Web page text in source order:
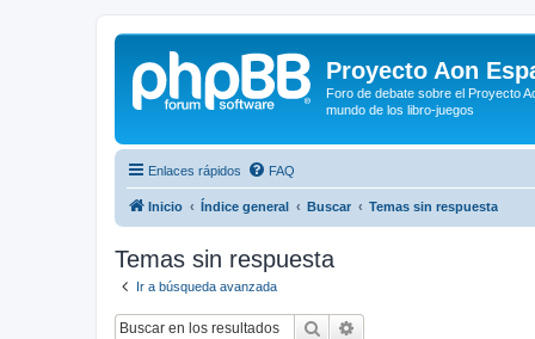
Proyecto Aon
Foro de debate sobre el Proyecto
mundo de los libro-juegos
Enlaces rápidos FAQ
Inicio Índice general Buscar Temas sin respuesta
Temas sin respuesta
Ir a búsqueda avanzada
Buscar